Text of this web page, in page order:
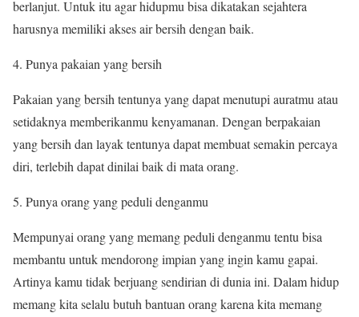
berlanjut. Untuk itu agar hidupmu bisa dikatakan sejahtera
harusnya memiliki akses air bersih dengan baik.
Punya pakaian yang bersih
Pakaian yang bersih tentunya yang dapat menutupi auratmu atau
setidaknya memberikanmu kenyamanan. Dengan berpakaian
yang bersih dan layak tentunya dapat membuat semakin percaya
diri, terlebih dapat dinilai baik di mata orang.
Punya orang yang peduli denganmu
Mempunyai orang yang memang peduli denganmu tentu bisa
membantu untuk mendorong impian yang ingin kamu gapai.
Artinya kamu tidak berjuang sendirian di dunia ini. Dalam hidup
memang kita selalu butuh bantuan orang karena kita memang